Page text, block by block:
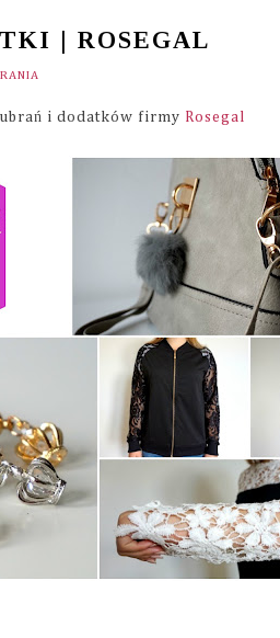
| ROSEGAL
i dodatków firmy Rosegal